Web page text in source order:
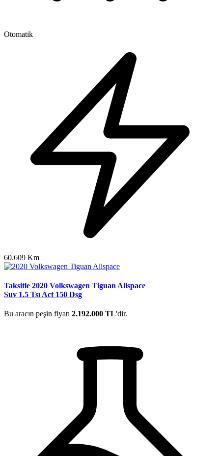
Otomatik
60.609 Km
Taksitle 2020 Volkswagen Tiguan Allspace
Suv 1.5 Tsı Act 150 Dsg
Bu aracın peşin fiyatı 2.192.000 TL'dir.